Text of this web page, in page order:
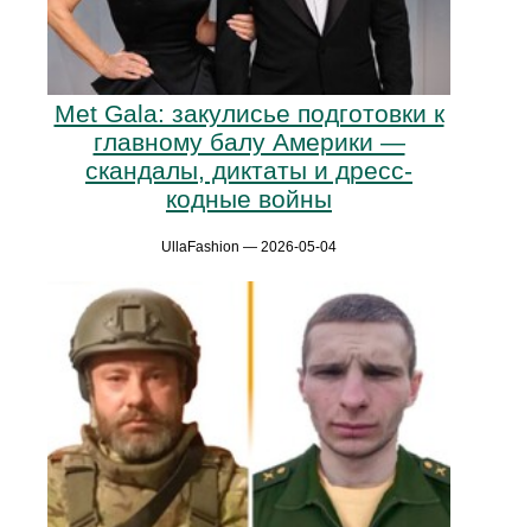
Met Gala: закулисье подготовки к
главному балу Америки —
скандалы, диктаты и дресс-
кодные войны
UllaFashion — 2026-05-04